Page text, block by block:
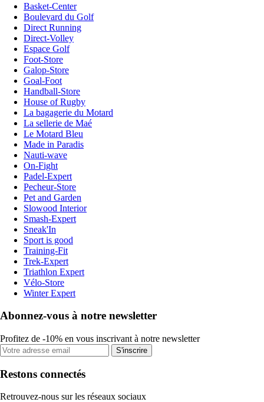
Basket-Center
Boulevard du Golf
Direct Running
Direct-Volley
Espace Golf
Foot-Store
Galop-Store
Goal-Foot
Handball-Store
House of Rugby
La bagagerie du Motard
La sellerie de Maé
Le Motard Bleu
Made in Paradis
Nauti-wave
On-Fight
Padel-Expert
Pecheur-Store
Pet and Garden
Slowood Interior
Smash-Expert
Sneak'In
Sport is good
Training-Fit
Trek-Expert
Triathlon Expert
Vélo-Store
Winter Expert
Abonnez-vous à notre newsletter
Profitez de -10% en vous inscrivant à notre newsletter
S'inscrire
Restons connectés
Retrouvez-nous sur les réseaux sociaux